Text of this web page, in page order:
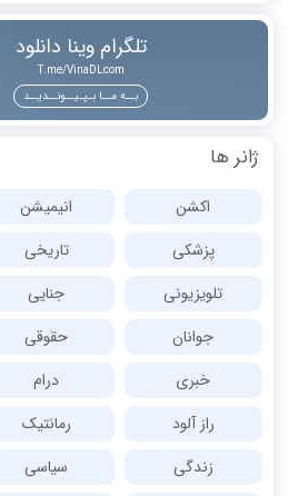
تلگرام وینا دانلود
T.me/VinaDLcom
بــه مــا بـپـیــونــدیــد
ژانر ها
اکشن انیمیشن
پزشکی
تاریخی
تلویزیونی
جنایی
جوانان
حقوقی
خبری
درام
راز آلود
رمانتیک
زندگی
سیاسی